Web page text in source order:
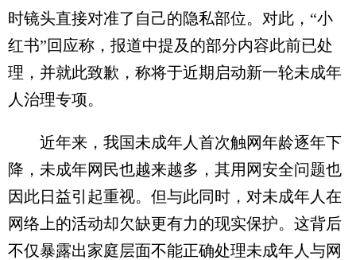
时镜头直接对准了自己的隐私部位。对此，“小
红书”回应称，报道中提及的部分内容此前已处
理，并就此致歉，称将于近期启动新一轮未成年
人治理专项。
近年来，我国未成年人首次触网年龄逐年下
降，未成年网民也越来越多，其用网安全问题也
因此日益引起重视。但与此同时，对未成年人在
网络上的活动却欠缺更有力的现实保护。这背后
不仅暴露出家庭层面不能正确处理未成年人与网